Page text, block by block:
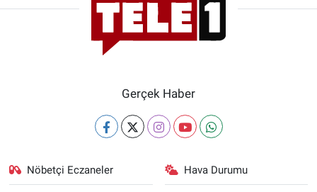
Gerçek Haber
Nöbetçi Eczaneler Hava Durumu